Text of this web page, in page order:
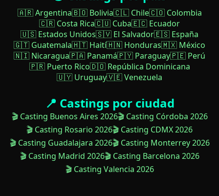
🇦🇷 Argentina🇧🇴 Bolivia🇨🇱 Chile🇨🇴 Colombia
🇨🇷 Costa Rica🇨🇺 Cuba🇪🇨 Ecuador
🇺🇸 Estados Unidos🇸🇻 El Salvador🇪🇸 España
🇬🇹 Guatemala🇭🇹 Haití🇭🇳 Honduras🇲🇽 México
🇳🇮 Nicaragua🇵🇦 Panamá🇵🇾 Paraguay🇵🇪 Perú
🇵🇷 Puerto Rico🇩🇴 República Dominicana
🇺🇾 Uruguay🇻🇪 Venezuela
📍 Castings por ciudad
🎬 Casting Buenos Aires 2026🎬 Casting Córdoba 2026
🎬 Casting Rosario 2026🎬 Casting CDMX 2026
🎬 Casting Guadalajara 2026🎬 Casting Monterrey 2026
🎬 Casting Madrid 2026🎬 Casting Barcelona 2026
🎬 Casting Valencia 2026